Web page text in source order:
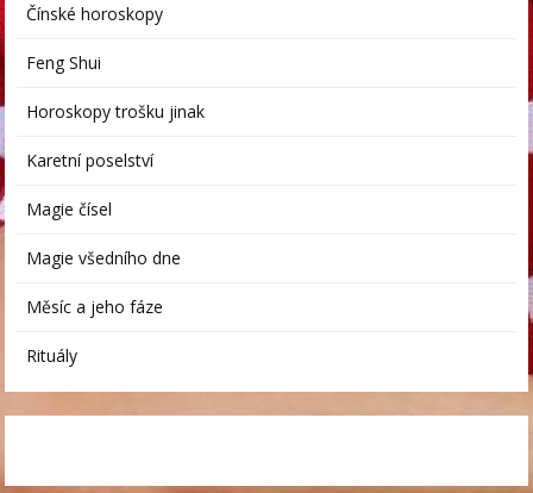
Čínské horoskopy
Feng Shui
Horoskopy trošku jinak
Karetní poselství
Magie čísel
Magie všedního dne
Měsíc a jeho fáze
Rituály